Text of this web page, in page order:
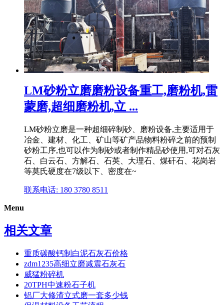
LM砂粉立磨磨粉设备重工,磨粉机,雷
蒙磨,超细磨粉机,立 ...
LM砂粉立磨是一种超细碎制砂、磨粉设备,主要适用于
冶金、建材、化工、矿山等矿产品物料粉碎之前的预制
砂粉工序,也可以作为制砂或者制作精品砂使用,可对石灰
石、白云石、方解石、石英、大理石、煤矸石、花岗岩
等莫氏硬度在7级以下、密度在~
联系电话: 180 3780 8511
Menu
相关文章
重质碳酸钙制白泥石灰石价格
zdm1235高细立磨减震石灰石
威猛粉碎机
20TPH中速粉石子机
铝厂大修渣立式磨一套多少钱